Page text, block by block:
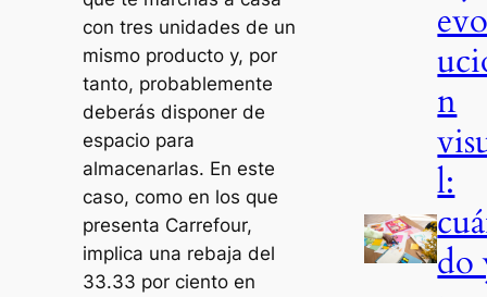
con tres unidades de un
mismo producto y, por
tanto, probablemente
deberás disponer de
espacio para
almacenarlas. En este
caso, como en los que
presenta Carrefour,
implica una rebaja del
33.33 por ciento en
n
l:
do